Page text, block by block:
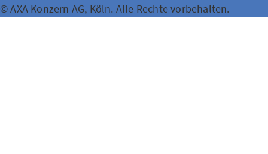
© AXA Konzern AG, Köln. Alle Rechte vorbehalten.